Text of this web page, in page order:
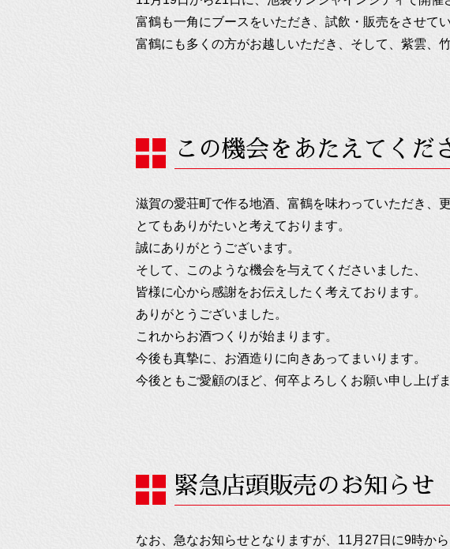
富鶴も一角にブースをいただき、試飲・販売をさせて
富鶴にも多くの方がお越しいただき、そして、紫雲、
この機会をあたえてくだ
滋賀の愛荘町で作る地酒、富鶴を味わっていただき、
とてもありがたいと考えております。
誠にありがとうございます。
そして、このような機会を与えてくださいました、
皆様に心から感謝をお伝えしたく考えております。
ありがとうございました。
これからお酒つくりが始まります。
今後も真摯に、お酒造りに向きあってまいります。
今後ともご愛顧のほど、何卒よろしくお願い申し上げま
緊急店頭販売のお知らせ
なお、急なお知らせとなりますが、11月27日に9時か